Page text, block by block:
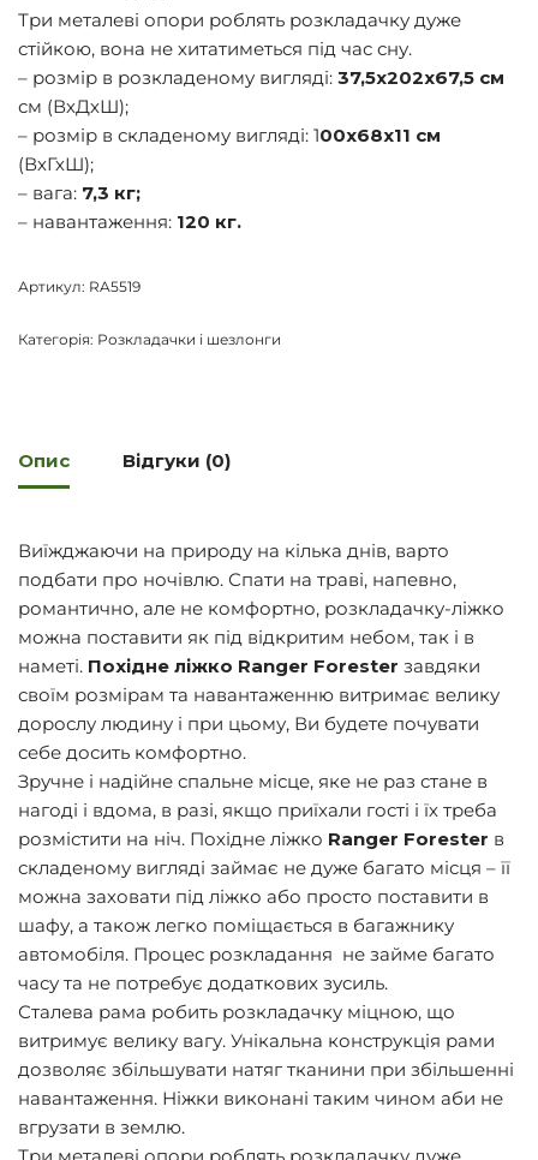
Три металеві опори роблять розкладачку дуже
стійкою, вона не хитатиметься під час сну.
– розмір в розкладеному вигляді: 37,5х202х67,5 см
см (ВхДхШ);
– розмір в складеному вигляді: 100х68х11 см
(ВхГхШ);
– вага: 7,3 кг;
– навантаження: 120 кг.
Артикул: RA5519
Категорія: Розкладачки і шезлонги
Опис Відгуки (0)
Виїжджаючи на природу на кілька днів, варто
подбати про ночівлю. Спати на траві, напевно,
романтично, але не комфортно, розкладачку-ліжко
можна поставити як під відкритим небом, так і в
наметі. Похідне ліжко Ranger Forester завдяки
своїм розмірам та навантаженню витримає велику
дорослу людину і при цьому, Ви будете почувати
себе досить комфортно.
Зручне і надійне спальне місце, яке не раз стане в
нагоді і вдома, в разі, якщо приїхали гості і їх треба
розмістити на ніч. Похідне ліжко Ranger Forester в
складеному вигляді займає не дуже багато місця – її
можна заховати під ліжко або просто поставити в
шафу, а також легко поміщається в багажнику
автомобіля. Процес розкладання не займе багато
часу та не потребує додаткових зусиль.
Сталева рама робить розкладачку міцною, що
витримує велику вагу. Унікальна конструкція рами
дозволяє збільшувати натяг тканини при збільшенні
навантаження. Ніжки виконані таким чином аби не
вгрузати в землю.